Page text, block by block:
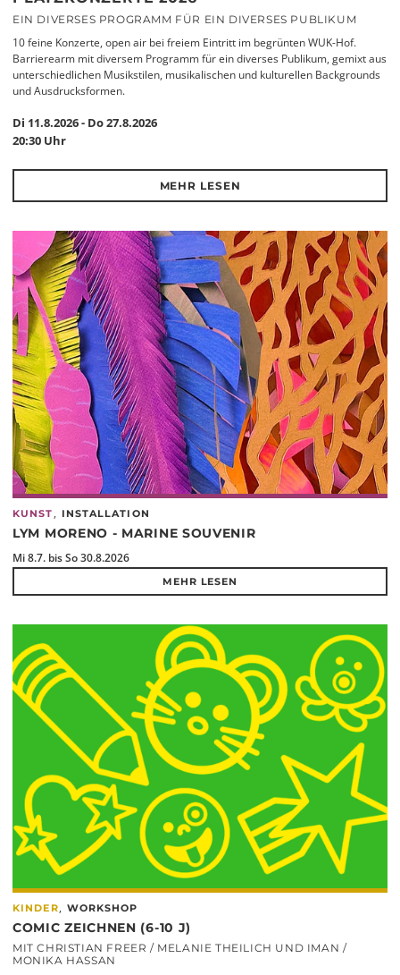
EIN DIVERSES PROGRAMM FÜR EIN DIVERSES PUBLIKUM
10 feine Konzerte, open air bei freiem Eintritt im begrünten WUK-Hof.
Barrierearm mit diversem Programm für ein diverses Publikum, gemixt aus
unterschiedlichen Musikstilen, musikalischen und kulturellen Backgrounds
und Ausdrucksformen.
Di 11.8.2026 - Do 27.8.2026
20:30 Uhr
MEHR LESEN
KUNST , INSTALLATION
LYM MORENO - MARINE SOUVENIR
Mi 8.7. bis So 30.8.2026
MEHR LESEN
KINDER, WORKSHOP
COMIC ZEICHNEN (6-10 J)
MIT CHRISTIAN FREER / MELANIE THEILICH UND IMAN /
MONIKA HASSAN